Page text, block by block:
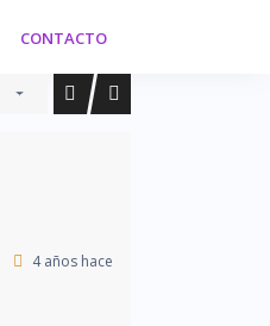
CONTACTO
4 años hace